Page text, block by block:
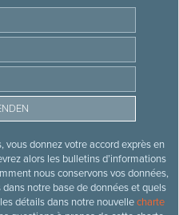
vous donnez votre accord exprès en
alors les bulletins d’informations
nous conservons vos données,
notre base de données et quels
détails dans notre nouvellecharte